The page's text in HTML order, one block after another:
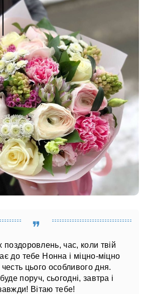
поздоровлень, час, коли твій
до тебе Нонна і міцно-міцно
цього особливого дня.
поруч, сьогодні, завтра і
Вітаю тебе!